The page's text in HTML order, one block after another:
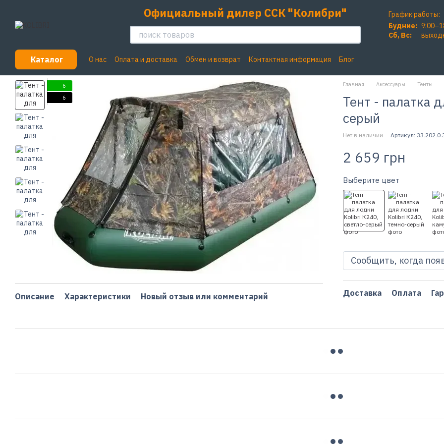
Официальный дилер ССК "Колибри"
График работы:
Будние:
Сб, Вc:
Каталог О нас Оплата и доставка Обмен и возврат Контактная информация
Блог
6
6
Описание Характеристики Новый отзыв или комментарий
Главная Аксессуары Тенты
Тент - палатка
серый
Нет в наличии Артикул:
2 659 грн
Выберите цвет
Сообщить, когда
Доставка Оплата